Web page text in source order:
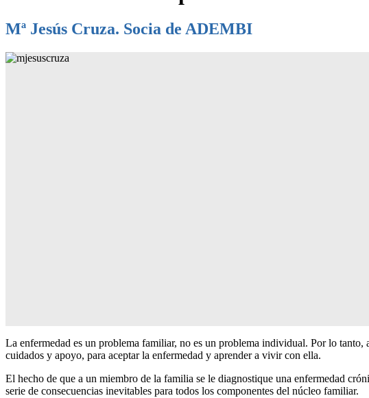
Mª Jesús Cruza. Socia de ADEMBI
La enfermedad es un problema familiar, no es un problema individual. Por lo tanto,
cuidados y apoyo, para aceptar la enfermedad y aprender a vivir con ella.
El hecho de que a un miembro de la familia se le diagnostique una enfermedad
serie de consecuencias inevitables para todos los componentes del núcleo familiar.